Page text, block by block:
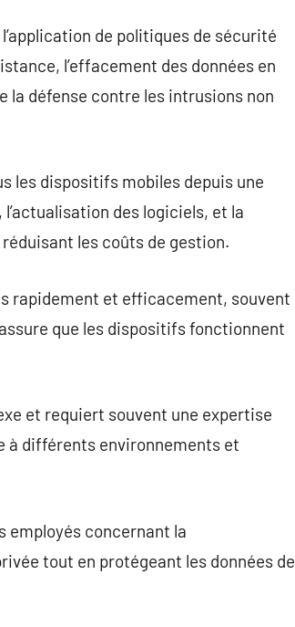
de politiques de sécurité
l’effacement des données en
la défense contre les intrusions non
les dispositifs mobiles depuis une
des logiciels, et la
les coûts de gestion.
rapidement et efficacement, souvent
que les dispositifs fonctionnent
et requiert souvent une expertise
à différents environnements et
employés concernant la
tout en protégeant les données de